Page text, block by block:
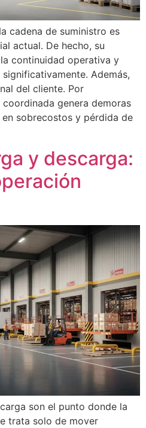
cadena de suministro es
actual. De hecho, su
continuidad operativa y
Además,
del cliente. Por
genera demoras
sobrecostos y pérdida de
y descarga:
son el punto donde la
trata solo de mover